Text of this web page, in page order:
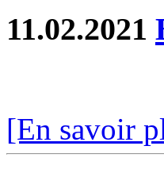
11.02.2021
[En savoir